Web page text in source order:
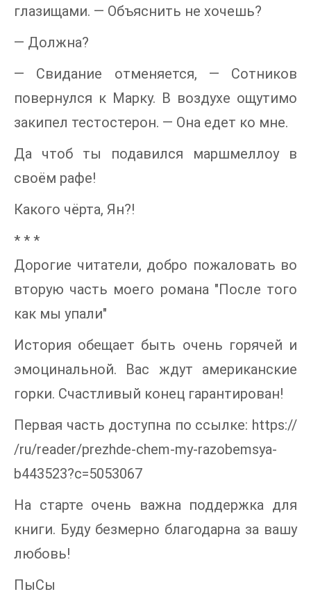
глазищами. — Объяснить не хочешь?
— Должна?
— Свидание отменяется, — Сотников
повернулся к Марку. В воздухе ощутимо
закипел тестостерон. — Она едет ко мне.
Да чтоб ты подавился маршмеллоу в
своём рафе!
Какого чёрта, Ян?!
* * *
Дорогие читатели, добро пожаловать во
вторую часть моего романа "После того
как мы упали"
История обещает быть очень горячей и
эмоцинальной. Вас ждут американские
горки. Счастливый конец гарантирован!
Первая часть доступна по ссылке: https://
/ru/reader/prezhde-chem-my-razobemsya-
b443523?c=5053067
На старте очень важна поддержка для
книги. Буду безмерно благодарна за вашу
любовь!
ПыСы